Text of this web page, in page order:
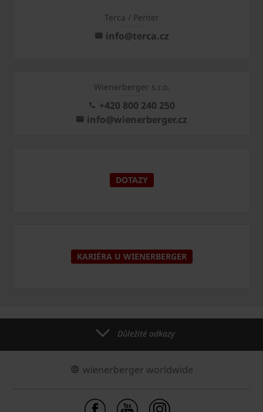
Terca / Penter
info@terca.cz
Wienerberger s.r.o.
+420 800 240 250
info@wienerberger.cz
DOTAZY
KARIÉRA U WIENERBERGER
Důležité odkazy
wienerberger worldwide